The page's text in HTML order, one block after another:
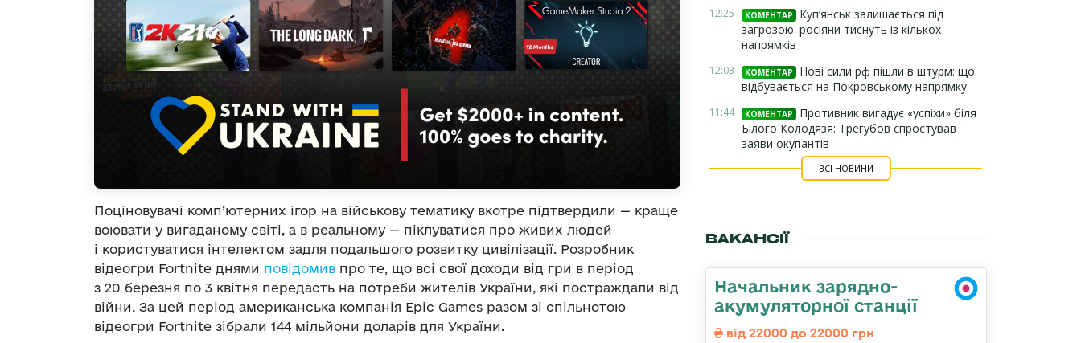
Поціновувачі комп’ютерних ігор на військову тематику вкотре підтвердили — краще
воювати у вигаданому світі, а в реальному — піклуватися про живих людей
і користуватися інтелектом задля подальшого розвитку цивілізації. Розробник
відеогри Fortnite днями повідомив про те, що всі свої доходи від гри в період
з 20 березня по 3 квітня передасть на потреби жителів України, які постраждали від
війни. За цей період американська компанія Epic Games разом зі спільнотою
відеогри Fortnite зібрали 144 мільйони доларів для України.
12:25 КОМЕНТАР
Куп’янськ залишається під
загрозою: росіяни тиснуть із кількох
напрямків
12:03 КОМЕНТАР
Нові сили рф пішли в штурм: що
відбувається на Покровському напрямку
11:44 КОМЕНТАР
Противник вигадує «успіхи» біля
Білого Колодязя: Трегубов спростував
заяви окупантів
ВСІ НОВИНИ
ВАКАНСІЇ
Начальник зарядно-
акумуляторної станції
від 22000 до 22000 грн